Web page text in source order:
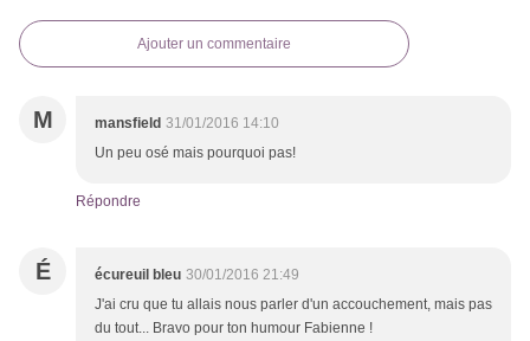
Ajouter un commentaire
M mansfield 31/01/2016 14:10
Un peu osé mais pourquoi pas!
Répondre
É écureuil bleu 30/01/2016 21:49
J'ai cru que tu allais nous parler d'un accouchement, mais pas
du tout... Bravo pour ton humour Fabienne !